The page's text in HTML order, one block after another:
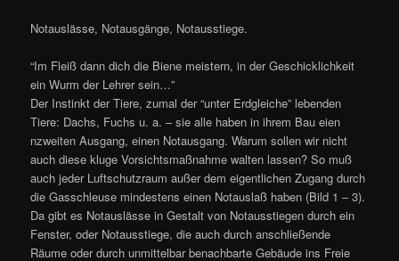
Notauslässe, Notausgänge, Notausstiege.
“Im Fleiß dann dich die Biene meistern, in der Geschicklichkeit
ein Wurm der Lehrer sein…”
Der Instinkt der Tiere, zumal der “unter Erdgleiche” lebenden
Tiere: Dachs, Fuchs u. a. – sie alle haben in ihrem Bau eien
nzweiten Ausgang, einen Notausgang. Warum sollen wir nicht
auch diese kluge Vorsichtsmaßnahme walten lassen? So muß
auch jeder Luftschutzraum außer dem eigentlichen Zugang durch
die Gasschleuse mindestens einen Notauslaß haben (Bild 1 – 3).
Da gibt es Notauslässe in Gestalt von Notausstiegen durch ein
Fenster, oder Notausstiege, die auch durch anschließende
Räume oder durch unmittelbar benachbarte Gebäude ins Freie